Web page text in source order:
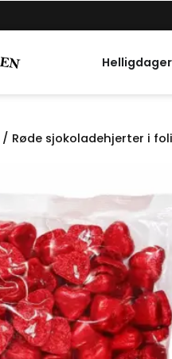
Helligdager
/ Røde sjokoladehjerter i